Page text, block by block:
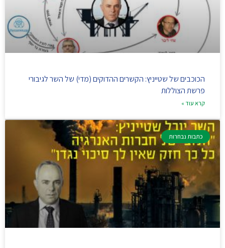
הכוכבים של שטייניץ: הקשרים ההדוקים (מדי) של השר לגיבורי
פרשת הצוללות
קרא עוד »
כתבות נבחרות